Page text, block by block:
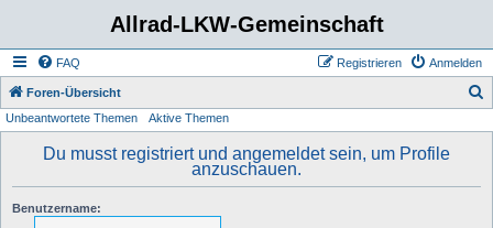
Allrad-LKW-Gemeinschaft
FAQ Anmelden
Registrieren
Foren-Übersicht
Unbeantwortete Themen Aktive Themen
Du musst registriert und angemeldet sein, um Profile
anzuschauen.
Benutzername: